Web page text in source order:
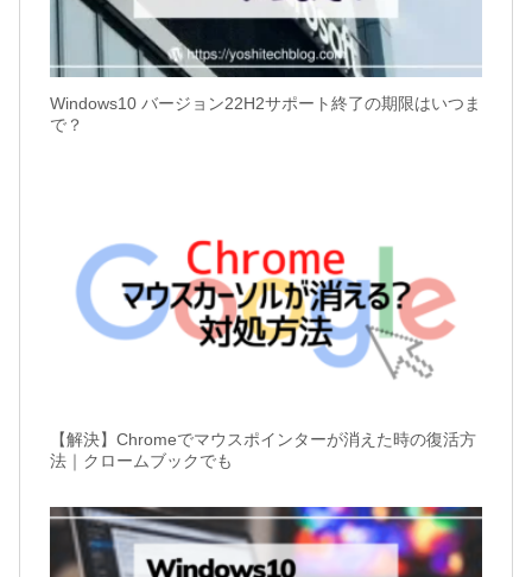
Windows10 バージョン22H2サポート終了の期限はいつま
で？
【解決】Chromeでマウスポインターが消えた時の復活方
法｜クロームブックでも